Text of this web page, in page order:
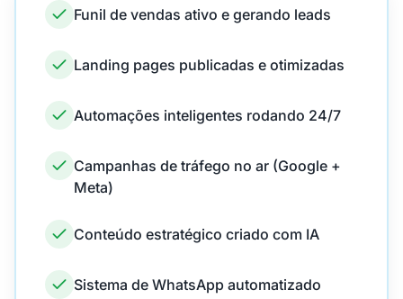
Funil de vendas ativo e gerando leads
Landing pages publicadas e otimizadas
Automações inteligentes rodando 24/7
Campanhas de tráfego no ar (Google +
Meta)
Conteúdo estratégico criado com IA
Sistema de WhatsApp automatizado